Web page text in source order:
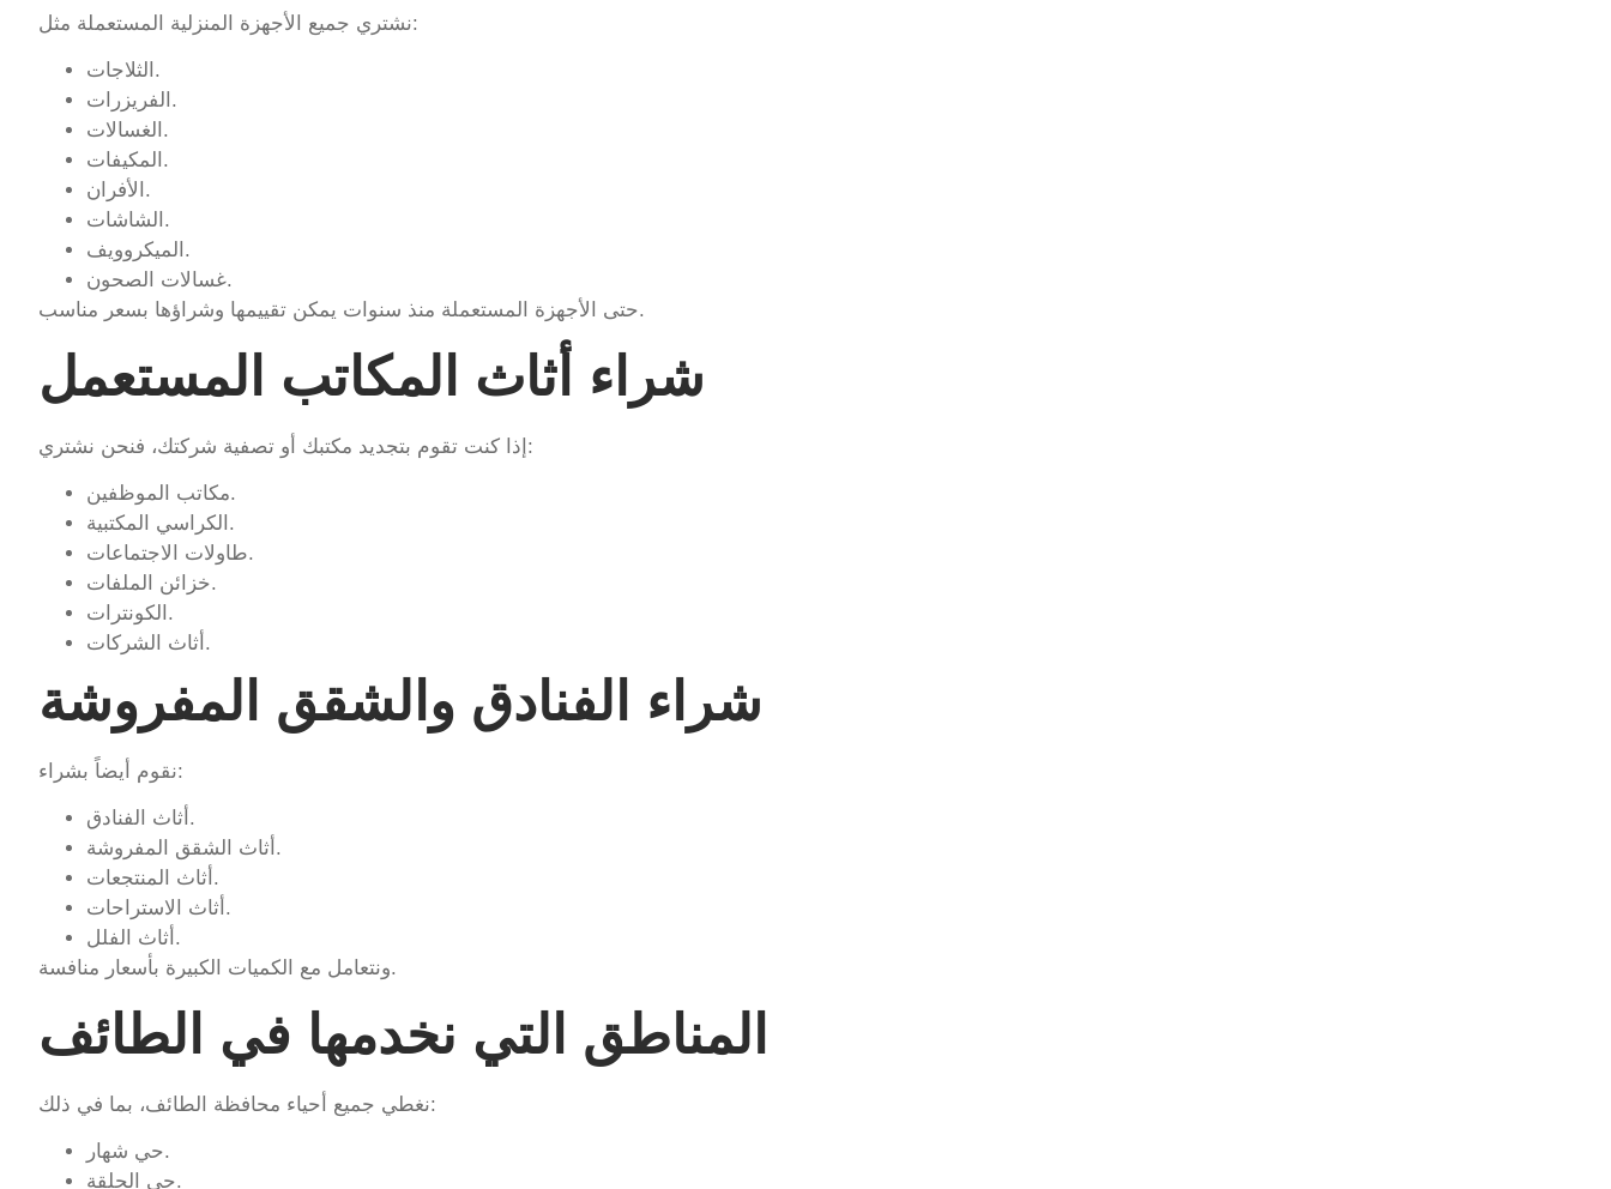
نشتري جميع الأجهزة المنزلية المستعملة مثل:
الثلاجات.
الفريزرات.
الغسالات.
المكيفات.
الأفران.
الشاشات.
الميكروويف.
غسالات الصحون.
حتى الأجهزة المستعملة منذ سنوات يمكن تقييمها وشراؤها بسعر مناسب.
شراء أثاث المكاتب المستعمل
إذا كنت تقوم بتجديد مكتبك أو تصفية شركتك، فنحن نشتري:
مكاتب الموظفين.
الكراسي المكتبية.
طاولات الاجتماعات.
خزائن الملفات.
الكونترات.
أثاث الشركات.
شراء الفنادق والشقق المفروشة
نقوم أيضاً بشراء:
أثاث الفنادق.
أثاث الشقق المفروشة.
أثاث المنتجعات.
أثاث الاستراحات.
أثاث الفلل.
ونتعامل مع الكميات الكبيرة بأسعار منافسة.
المناطق التي نخدمها في الطائف
نغطي جميع أحياء محافظة الطائف، بما في ذلك:
حي شهار.
حي الحلقة.